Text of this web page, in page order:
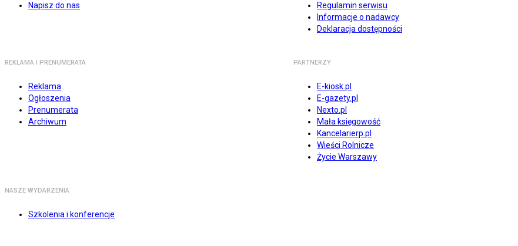
Napisz do nas
Regulamin serwisu
Informacje o nadawcy
Deklaracja dostępności
REKLAMA I PRENUMERATA
Reklama
Ogłoszenia
Prenumerata
Archiwum
PARTNERZY
E-kiosk.pl
E-gazety.pl
Nexto.pl
Mała księgowość
Kancelarierp.pl
Wieści Rolnicze
Życie Warszawy
NASZE WYDARZENIA
Szkolenia i konferencje